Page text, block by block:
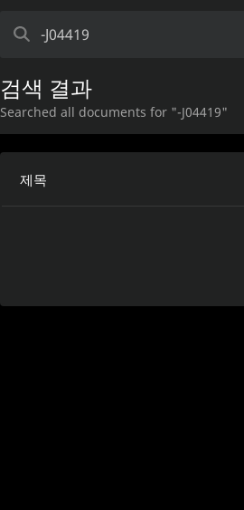
검색 결과
Searched all documents for "-J04419"
제목